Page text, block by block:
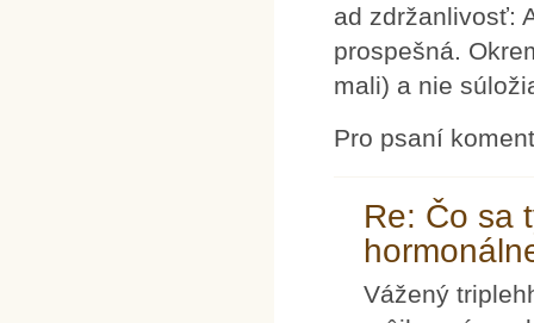
ad zdržanlivosť:
prospešná.
mali) a nie
Pro psaní
Re: Čo sa
Vážený